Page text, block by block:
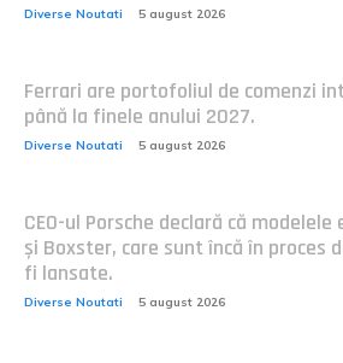
Diverse Noutati 5 august 2026
Ferrari are portofoliul de comenzi
până la finele anului 2027.
Diverse Noutati 5 august 2026
CEO-ul Porsche declară că
și Boxster, care sunt încă în proces
fi lansate.
Diverse Noutati 5 august 2026